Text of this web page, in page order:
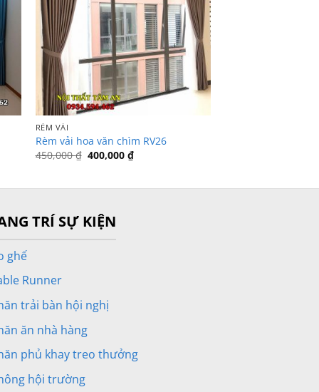
RÈM VẢI
Rèm vải hoa văn chìm RV26
450,000₫ Giá
400,000 ₫Giá
hiện
TRÍ SỰ KIỆN
ghế
Runner
trải bàn hội nghị
ăn nhà hàng
phủ khay treo thưởng
hội trường